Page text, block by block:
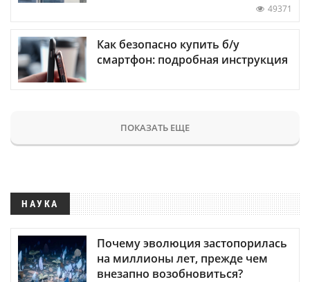
49371
Как безопасно купить б/у
смартфон: подробная инструкция
ПОКАЗАТЬ ЕЩЕ
НАУКА
Почему эволюция застопорилась
на миллионы лет, прежде чем
внезапно возобновиться?